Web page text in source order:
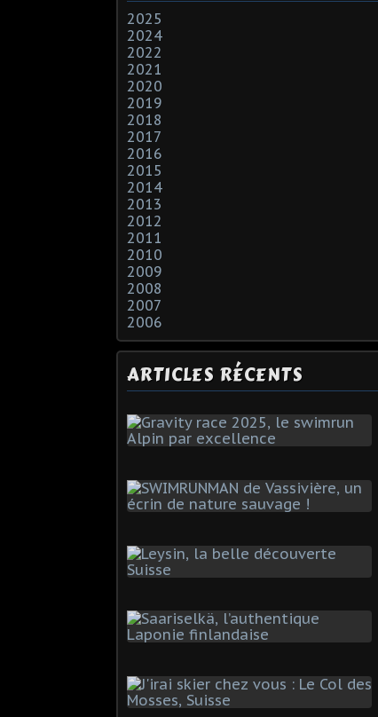
2025
2024
2022
2021
2020
2019
2018
2017
2016
2015
2014
2013
2012
2011
2010
2009
2008
2007
2006
ARTICLES RÉCENTS